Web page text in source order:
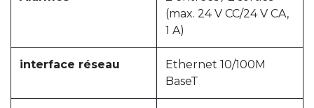
(max. 24 V CC/24 V CA,
1 A)
interface réseau
Ethernet 10/100M
BaseT